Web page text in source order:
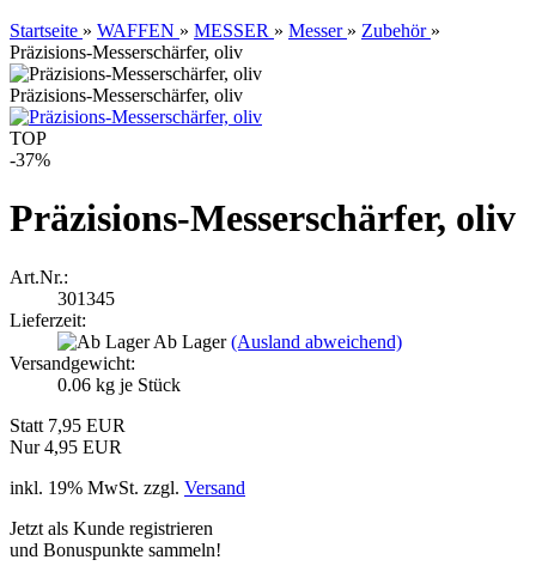
Startseite » WAFFEN » MESSER » Messer » Zubehör »
Präzisions-Messerschärfer, oliv
Präzisions-Messerschärfer, oliv
TOP
-37%
Präzisions-Messerschärfer, oliv
Art.Nr.:
301345
Lieferzeit:
Ab Lager(Ausland abweichend)
Versandgewicht:
0.06 kg je Stück
Statt 7,95 EUR
Nur 4,95 EUR
inkl. 19% MwSt. zzgl. Versand
Jetzt als Kunde registrieren
und Bonuspunkte sammeln!